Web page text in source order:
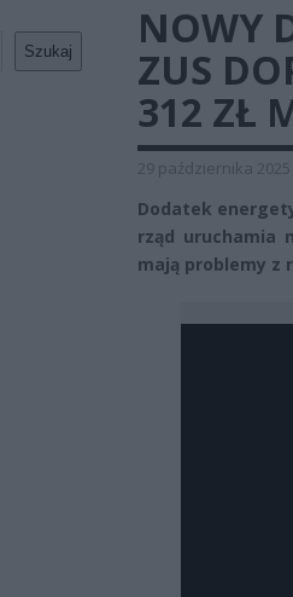
Szukaj
NOWY
ZUS
312 ZŁ
29 października 2025
Dodatek
rząd uruchamia
mają problemy z